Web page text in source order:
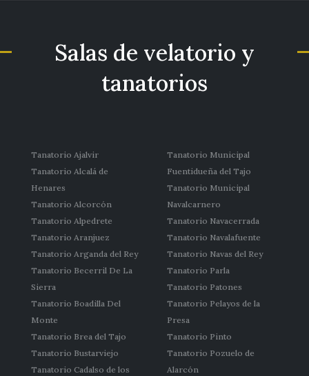
Salas de velatorio y
tanatorios
Tanatorio Ajalvir
Tanatorio Alcalá de
Henares
Tanatorio Alcorcón
Tanatorio Alpedrete
Tanatorio Aranjuez
Tanatorio Arganda del Rey
Tanatorio Becerril De La
Sierra
Tanatorio Boadilla Del
Monte
Tanatorio Brea del Tajo
Tanatorio Bustarviejo
Tanatorio Cadalso de los
Tanatorio Municipal
Fuentidueña del Tajo
Tanatorio Municipal
Navalcarnero
Tanatorio Navacerrada
Tanatorio Navalafuente
Tanatorio Navas del Rey
Tanatorio Parla
Tanatorio Patones
Tanatorio Pelayos de la
Presa
Tanatorio Pinto
Tanatorio Pozuelo de
Alarcón